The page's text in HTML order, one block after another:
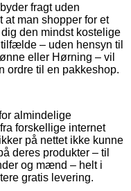
fragt uden
man shopper for et
den mindst kostelige
– uden hensyn til
eller Hørning – vil
ordre til en pakkeshop.
almindelige
forskellige internet
på nettet ikke kunne
deres produkter – til
og mænd – helt i
gratis levering.